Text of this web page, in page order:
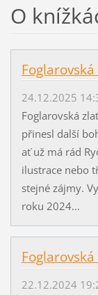
O
24.12.2025
Foglarovská
přinesl další
ať už má rád
ilustrace nebo
stejné zájmy.
roku 2024...
22.12.2024